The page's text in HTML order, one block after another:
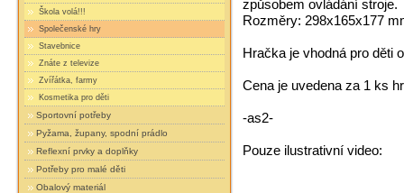
Škola volá!!!
Společenské hry
Stavebnice
Znáte z televize
Zvířátka, farmy
Kosmetika pro děti
Sportovní potřeby
Pyžama, župany, spodní prádlo
Reflexní prvky a doplňky
Potřeby pro malé děti
Obalový materiál
způsobem ovládání stroje.
Rozměry: 298x165x177
Hračka je vhodná pro děti
Cena je uvedena za 1 ks
-as2-
Pouze ilustrativní video: